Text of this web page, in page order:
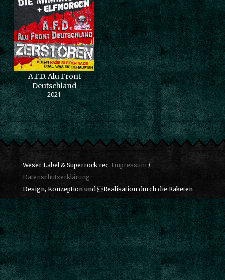
A.F.D. Alu Front
Deutschland
2021
Weser Label & Superrock rec. Impressum/
Datenschutzerklärung
Design, Konzeption und Realisation durch die Raketen